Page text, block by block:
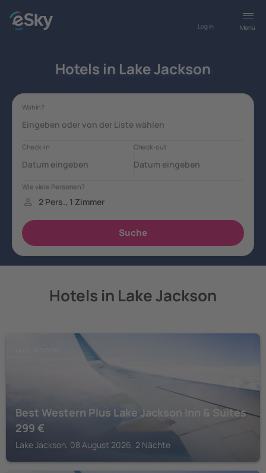
Menü
Log in
Hotels in Lake Jackson
Hotels in Lake Jackson
Best Western Plus Lake Jackson Inn & Suites
299 €
Lake Jackson, 08 August 2026, 2 Nächte